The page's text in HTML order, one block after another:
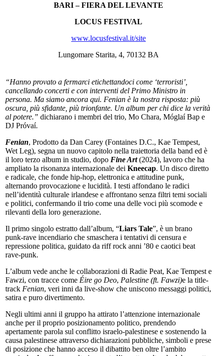
BARI – FIERA DEL LEVANTE
LOCUS FESTIVAL
www.locusfestival.it/site
Lungomare Starita, 4, 70132 BA
“Hanno provato a fermarci etichettandoci come ‘terroristi’,
cancellando concerti e con interventi del Primo Ministro in
persona. Ma siamo ancora qui. Fenian è la nostra risposta: più
oscura, più sfidante, più trionfante. Un album per chi dice la verità
al potere.” dichiarano i membri del trio, Mo Chara, Móglaí Bap e
DJ Próvaí.
Fenian, Prodotto da Dan Carey (Fontaines D.C., Kae Tempest,
Wet Leg), segna un nuovo capitolo nella traiettoria della band ed è
il loro terzo album in studio, dopo Fine Art(2024), lavoro che ha
ampliato la risonanza internazionale dei Kneecap. Un disco diretto
e radicale, che fonde hip-hop, elettronica e attitudine punk,
alternando provocazione e lucidità. I testi affondano le radici
nell’identità culturale irlandese e affrontano senza filtri temi sociali
e politici, confermando il trio come una delle voci più scomode e
rilevanti della loro generazione.
Il primo singolo estratto dall’album, “Liars Tale”, è un brano
punk-rave incendiario che smaschera i tentativi di censura e
repressione politica, guidato da riff rock anni ’80 e caotici beat
rave-punk.
L’album vede anche le collaborazioni di Radie Peat, Kae Tempest e
Fawzi, con tracce come Éire go Deo, Palestine (ft. Fawzi)e la title-
track Fenian, veri inni da live-show che uniscono messaggi politici,
satira e puro divertimento.
Negli ultimi anni il gruppo ha attirato l’attenzione internazionale
anche per il proprio posizionamento politico, prendendo
apertamente parola sul conflitto israelo-palestinese e sostenendo la
causa palestinese attraverso dichiarazioni pubbliche, simboli e prese
di posizione che hanno acceso il dibattito ben oltre l’ambito